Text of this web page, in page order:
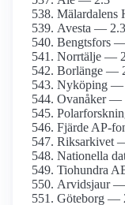
Avesta — 2.3
Bengtsfors
Norrtälje —
Borlänge —
Nyköping —
Ovanåker —
Fjärde AP-
Riksarkivet
Nationella
Tiohundra
Arvidsjaur
Göteborg —